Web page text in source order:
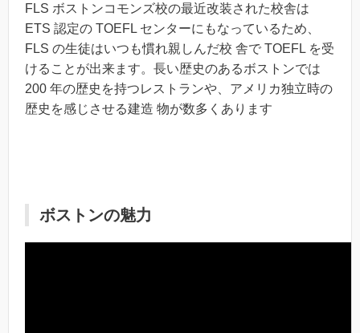
FLS ボストンコモンズ校の最近改装された校舎は
ETS 認定の TOEFL センターにもなっているため、
FLS の生徒はいつも慣れ親しんだ校 舎で TOEFL を受
けることが出来ます。長い歴史のあるボストンでは
200 年の歴史を持つレストランや、アメリカ独立時の
歴史を感じさせる建造 物が数多くあります
ボストンの魅力